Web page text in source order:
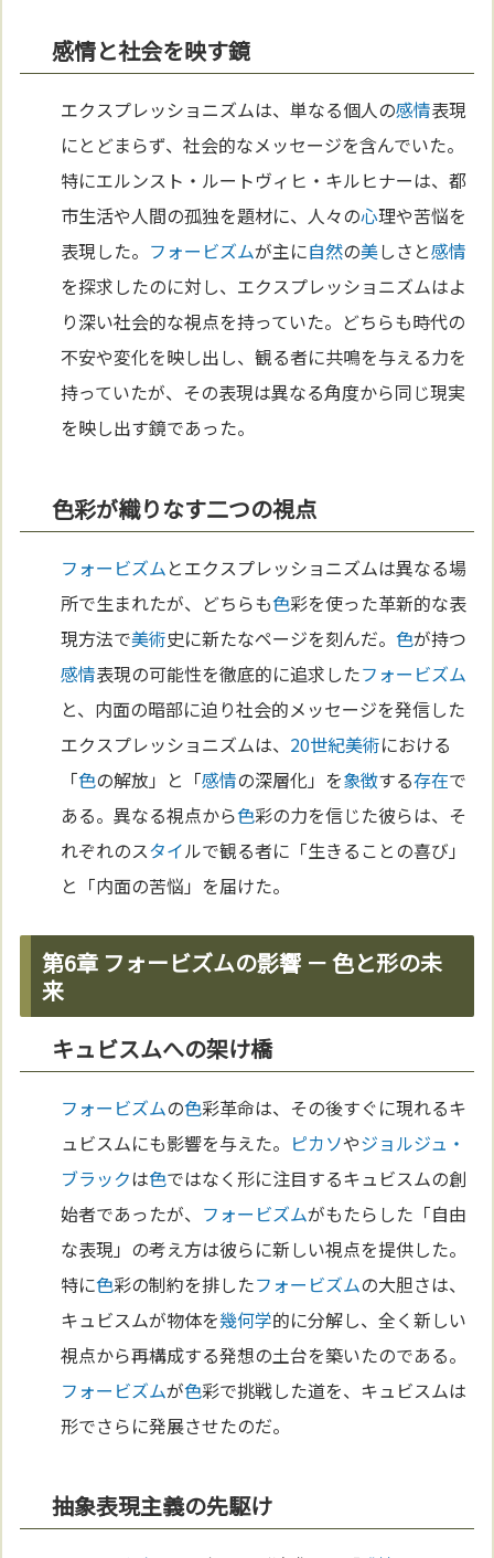
感情と社会を映す鏡
エクスプレッショニズムは、単なる個人の感情表現
にとどまらず、社会的なメッセージを含んでいた。
特にエルンスト・ルートヴィヒ・キルヒナーは、都
市生活や人間の孤独を題材に、人々の心理や苦悩を
表現した。 フォービズムが主に自然の美しさと感情
を探求したのに対し、エクスプレッショニズムはよ
り深い社会的な視点を持っていた。どちらも時代の
不安や変化を映し出し、観る者に共鳴を与える力を
持っていたが、その表現は異なる角度から同じ現実
を映し出す鏡であった。
色彩が織りなす二つの視点
フォービズムとエクスプレッショニズムは異なる場
所で生まれたが、どちらも色彩を使った革新的な表
現方法で美術史に新たなページを刻んだ。色が持つ
感情表現の可能性を徹底的に追求したフォービズム
と、内面の暗部に迫り社会的メッセージを発信した
エクスプレッショニズムは、 20世紀美術における
「色の解放」と「感情の深層化」を象徴する存在で
ある。異なる視点から色彩の力を信じた彼らは、そ
れぞれのスタイルで観る者に「生きることの喜び」
と「内面の苦悩」を届けた。
第6章 フォービズムの影響 － 色と形の未
来
キュビスムへの架け橋
フォービズムの色彩革命は、その後すぐに現れるキ
ュビスムにも影響を与えた。 ピカソやジョルジュ・
ブラックは色ではなく形に注目するキュビスムの創
始者であったが、 フォービズムがもたらした「自由
な表現」の考え方は彼らに新しい視点を提供した。
特に色彩の制約を排したフォービズムの大胆さは、
キュビスムが物体を幾何学的に分解し、全く新しい
視点から再構成する発想の土台を築いたのである。
フォービズムが色彩で挑戦した道を、キュビスムは
形でさらに発展させたのだ。
抽象表現主義の先駆け